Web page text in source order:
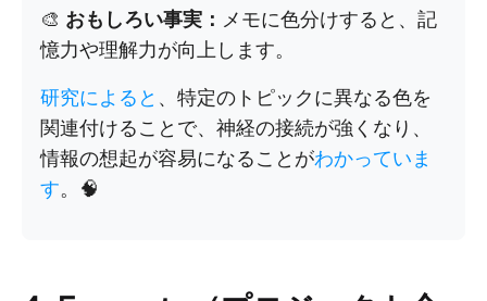
🎨 おもしろい事実： メモに色分けすると、記
憶力や理解力が向上します。
研究によると 、特定のトピックに異なる色を
関連付けることで、神経の接続が強くなり、
情報の想起が容易になることがわかっていま
す。🧠